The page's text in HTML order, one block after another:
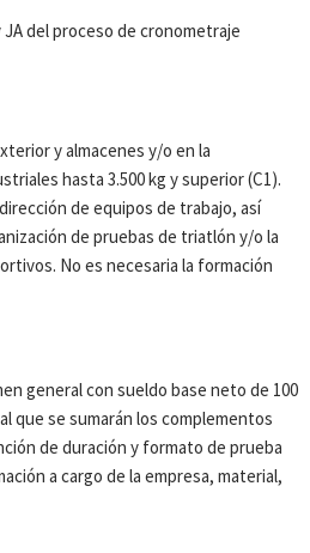
del proceso de cronometraje
y almacenes y/o en la
hasta 3.500 kg y superior (C1).
de equipos de trabajo, así
de pruebas de triatlón y/o la
No es necesaria la formación
general con sueldo base neto de 100
que se sumarán los complementos
de duración y formato de prueba
a cargo de la empresa, material,